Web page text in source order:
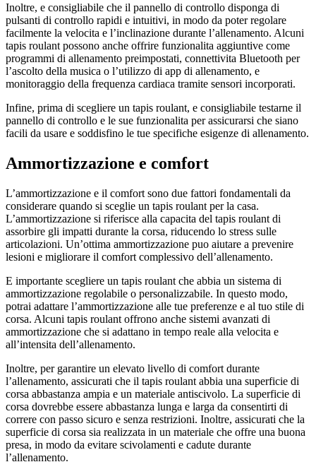
Inoltre, e consigliabile che il pannello di controllo disponga di
pulsanti di controllo rapidi e intuitivi, in modo da poter regolare
facilmente la velocita e l’inclinazione durante l’allenamento. Alcuni
tapis roulant possono anche offrire funzionalita aggiuntive come
programmi di allenamento preimpostati, connettivita Bluetooth per
l’ascolto della musica o l’utilizzo di app di allenamento, e
monitoraggio della frequenza cardiaca tramite sensori incorporati.
Infine, prima di scegliere un tapis roulant, e consigliabile testarne il
pannello di controllo e le sue funzionalita per assicurarsi che siano
facili da usare e soddisfino le tue specifiche esigenze di allenamento.
Ammortizzazione e comfort
L’ammortizzazione e il comfort sono due fattori fondamentali da
considerare quando si sceglie un tapis roulant per la casa.
L’ammortizzazione si riferisce alla capacita del tapis roulant di
assorbire gli impatti durante la corsa, riducendo lo stress sulle
articolazioni. Un’ottima ammortizzazione puo aiutare a prevenire
lesioni e migliorare il comfort complessivo dell’allenamento.
E importante scegliere un tapis roulant che abbia un sistema di
ammortizzazione regolabile o personalizzabile. In questo modo,
potrai adattare l’ammortizzazione alle tue preferenze e al tuo stile di
corsa. Alcuni tapis roulant offrono anche sistemi avanzati di
ammortizzazione che si adattano in tempo reale alla velocita e
all’intensita dell’allenamento.
Inoltre, per garantire un elevato livello di comfort durante
l’allenamento, assicurati che il tapis roulant abbia una superficie di
corsa abbastanza ampia e un materiale antiscivolo. La superficie di
corsa dovrebbe essere abbastanza lunga e larga da consentirti di
correre con passo sicuro e senza restrizioni. Inoltre, assicurati che la
superficie di corsa sia realizzata in un materiale che offre una buona
presa, in modo da evitare scivolamenti e cadute durante
l’allenamento.